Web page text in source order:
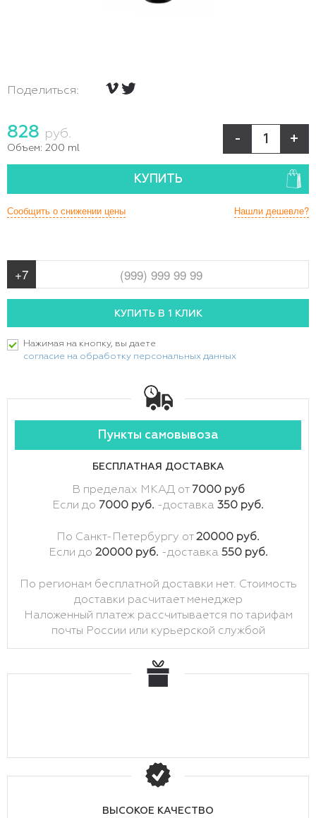
Поделиться:
828 руб.
Объем: 200 ml
- +
КУПИТЬ
Нашли дешевле?
Сообщить о снижении цены
Нажимая на кнопку, вы даете
согласие на обработку персональных данных
Пункты самовывоза
БЕСПЛАТНАЯ ДОСТАВКА
В пределах МКАД от 7000 руб
Если до 7000 руб. -доставка 350 руб.
По Санкт-Петербургу от20000 руб.
Если до 20000 руб. -доставка 550 руб.
По регионам бесплатной доставки нет. Стоимость
доставки расчитает менеджер
Наложенный платеж рассчитывается по тарифам
почты России или курьерской службой
ВЫСОКОЕ КАЧЕСТВО